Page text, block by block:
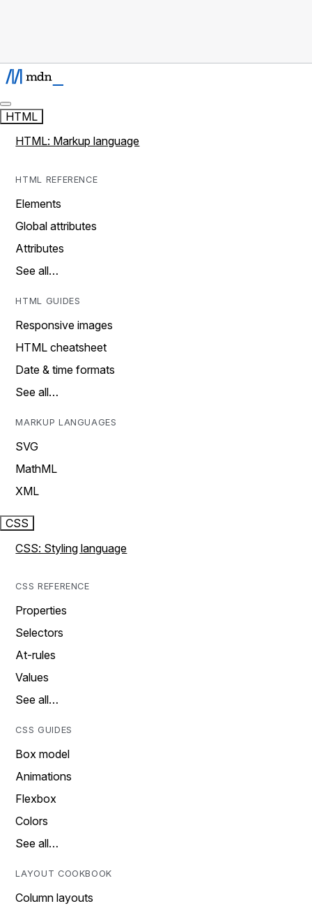
HTML
HTML: Markup language
HTML REFERENCE
Elements
Global attributes
Attributes
See all…
HTML GUIDES
Responsive images
HTML cheatsheet
Date & time formats
See all…
MARKUP LANGUAGES
SVG
MathML
XML
CSS
CSS: Styling language
CSS REFERENCE
Properties
Selectors
At-rules
Values
See all…
CSS GUIDES
Box model
Animations
Flexbox
Colors
See all…
LAYOUT COOKBOOK
Column layouts